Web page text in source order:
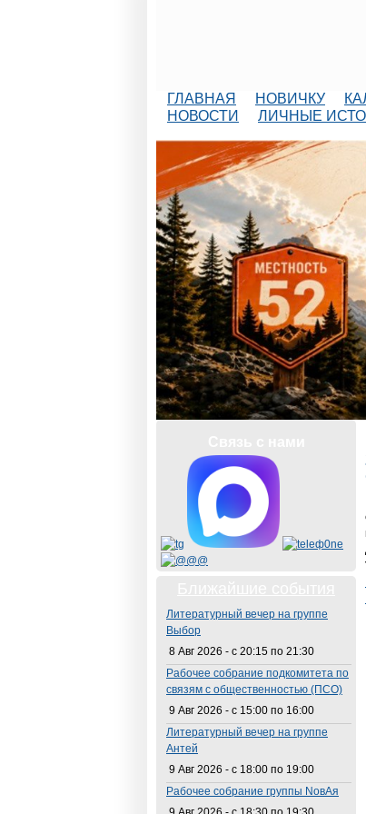
ГЛАВНАЯ НОВИЧКУ
НОВОСТИ
ЛИЧНЫЕ
Литературный вечер на группе
Выбор
8 Авг 2026 - с 20:15 по 21:30
Рабочее собрание подкомитета по
связям с общественностью (ПСО)
9 Авг 2026 - с 15:00 по 16:00
Литературный вечер на группе
Антей
9 Авг 2026 - с 18:00 по 19:00
Рабочее собрание группы NовАя